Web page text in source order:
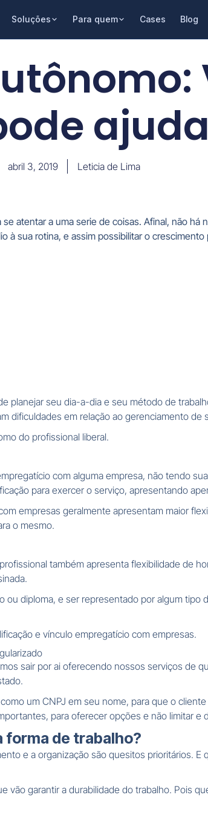
Soluções Para quem Cases Blog
abril 3, 2019 Leticia de Lima
atentar a uma serie de coisas. Afinal, não
à sua rotina, e assim possibilitar o crescimento
planejar seu dia-a-dia e seu método de
dificuldades em relação ao gerenciamento de
do profissional liberal.
com alguma empresa, não tendo
para exercer o serviço, apresentando
empresas geralmente apresentam maior
o mesmo.
também apresenta flexibilidade de
diploma, e ser representado por algum tipo
e vínculo empregatício com empresas.
sair por ai oferecendo nossos serviços de
um CNPJ em seu nome, para que o
para oferecer opções e não limitar e
forma de trabalho?
e a organização são quesitos prioritários. E
vão garantir a durabilidade do trabalho. Pois